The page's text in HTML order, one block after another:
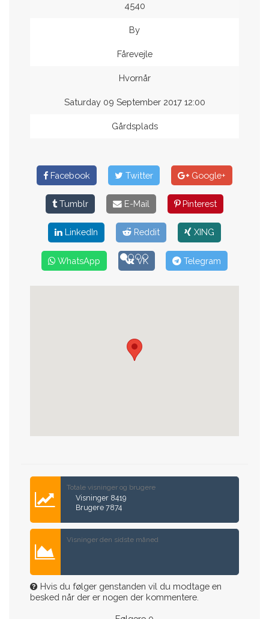
4540
By
Fårevejle
Hvornår
Saturday 09 September 2017 12:00
Gårdsplads
Facebook Twitter Google+
Tumblr E-Mail Pinterest
LinkedIn Reddit XING
WhatsApp VK Telegram
Totale visninger og brugere
Visninger 8419
Brugere 7874
Visninger den sidste måned
Hvis du følger genstanden vil du modtage en
besked når der er nogen der kommentere.